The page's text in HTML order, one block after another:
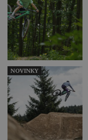
NOVINKY